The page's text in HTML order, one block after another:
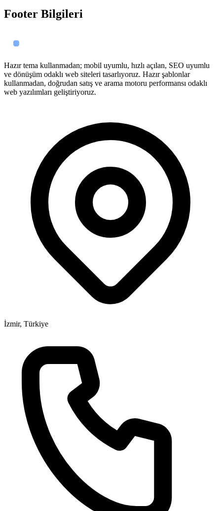
Footer Bilgileri
Hazır tema kullanmadan; mobil uyumlu, hızlı açılan, SEO uyumlu
ve dönüşüm odaklı web siteleri tasarlıyoruz. Hazır şablonlar
kullanmadan, doğrudan satış ve arama motoru performansı odaklı
web yazılımları geliştiriyoruz.
İzmir, Türkiye